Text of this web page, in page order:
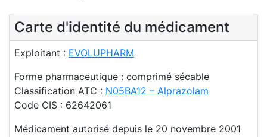
Carte d'identité du médicament
Exploitant : EVOLUPHARM
Forme pharmaceutique : comprimé sécable
Classification ATC : N05BA12 – Alprazolam
Code CIS : 62642061
Médicament autorisé depuis le 20 novembre 2001